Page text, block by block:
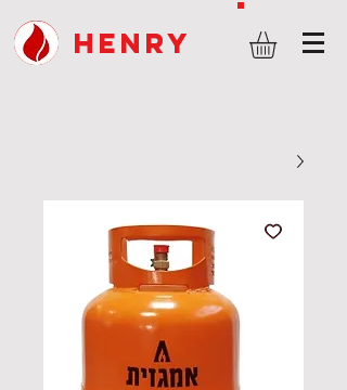
HENRY